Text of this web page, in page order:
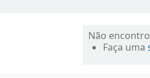
Não
Faça uma